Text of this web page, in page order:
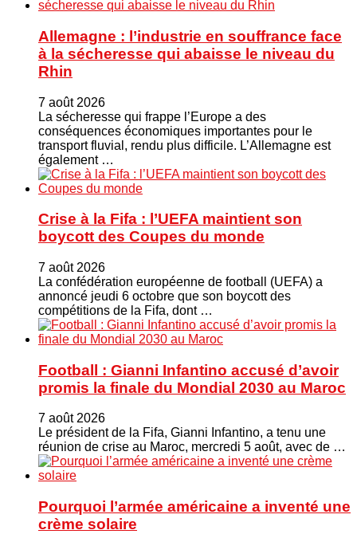
Allemagne : l’industrie en souffrance face
à la sécheresse qui abaisse le niveau du
Rhin
7 août 2026
La sécheresse qui frappe l’Europe a des
conséquences économiques importantes pour le
transport fluvial, rendu plus difficile. L’Allemagne est
également …
Crise à la Fifa : l’UEFA maintient son
boycott des Coupes du monde
7 août 2026
La confédération européenne de football (UEFA) a
annoncé jeudi 6 octobre que son boycott des
compétitions de la Fifa, dont …
Football : Gianni Infantino accusé d’avoir
promis la finale du Mondial 2030 au Maroc
7 août 2026
Le président de la Fifa, Gianni Infantino, a tenu une
réunion de crise au Maroc, mercredi 5 août, avec de …
Pourquoi l’armée américaine a inventé une
crème solaire